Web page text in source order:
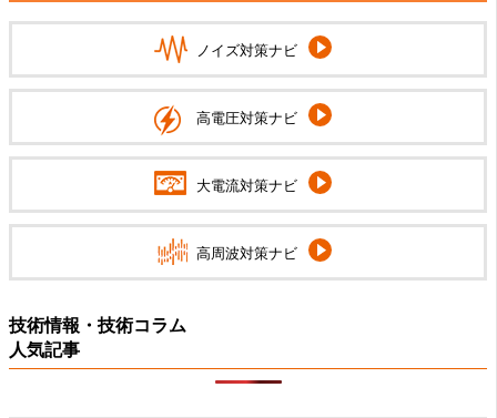
ノイズ対策ナビ
高電圧対策ナビ
大電流対策ナビ
高周波対策ナビ
技術情報・技術コラム
人気記事